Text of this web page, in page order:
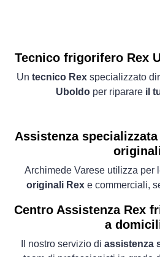
Tecnico frigorifero Rex
Un tecnico Rex specializzato
Uboldo per riparare il
Assistenza
Archimede Varese utilizza per
originali Rex e commerciali,
Centro Assistenza Rex
a
Il nostro servizio di assistenza